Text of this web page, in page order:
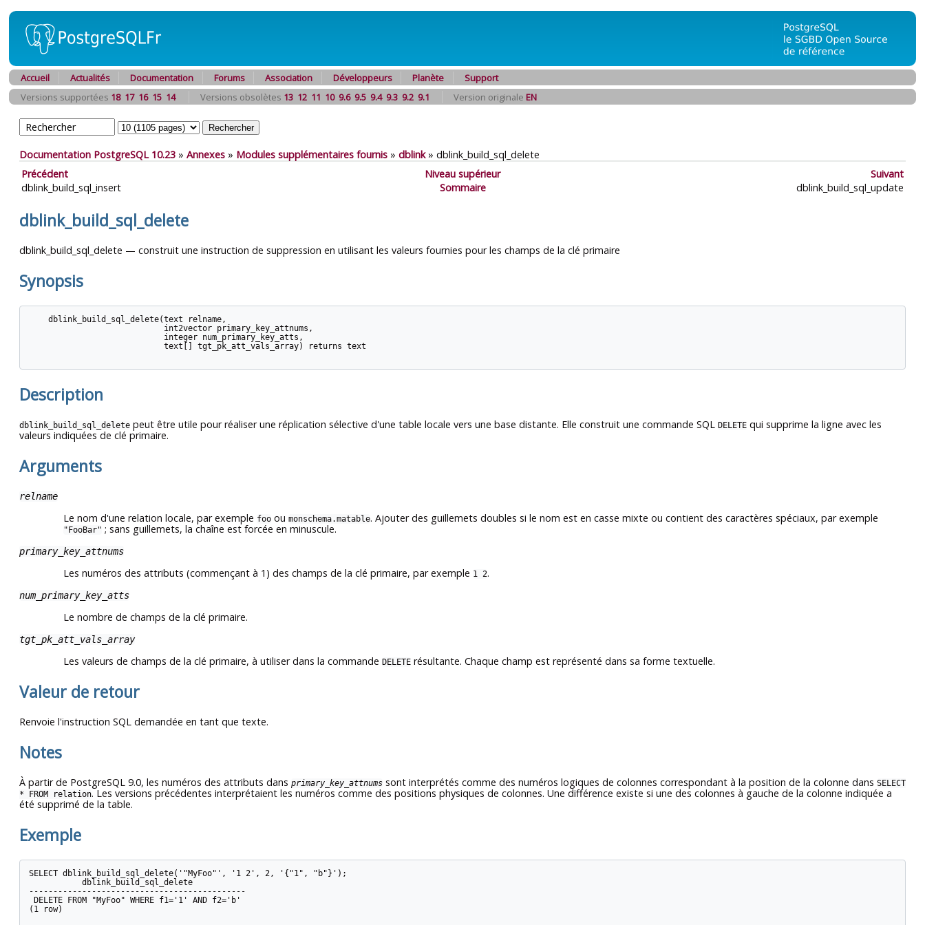
Accueil Actualités Documentation Forums Association Développeurs Planète
Support
Versions supportées 18 17 16 15 14 Versions obsolètes 13 12 11 10 9.6 9.5 9.4 9.3 9.2 9.1 Version originale EN
Documentation PostgreSQL 10.23 » Annexes » Modules supplémentaires fournis » dblink» dblink_build_sql_delete
Précédent
Niveau supérieur
Suivant
dblink_build_sql_insert
Sommaire dblink_build_sql_update
dblink_build_sql_delete
dblink_build_sql_delete — construit une instruction de suppression en utilisant les valeurs fournies pour les champs de la clé primaire
Synopsis
    dblink_build_sql_delete(text relname,
                            int2vector primary_key_attnums,
                            integer num_primary_key_atts,
                            text[] tgt_pk_att_vals_array) returns text
Description
dblink_build_sql_delete peut être utile pour réaliser une réplication sélective d'une table locale vers une base distante. Elle construit une commande SQL DELETE qui supprime la ligne avec les
valeurs indiquées de clé primaire.
Arguments
relname
Le nom d'une relation locale, par exemple foo ou monschema.matable. Ajouter des guillemets doubles si le nom est en casse mixte ou contient des caractères spéciaux, par exemple
"FooBar" ; sans guillemets, la chaîne est forcée en minuscule.
primary_key_attnums
Les numéros des attributs (commençant à 1) des champs de la clé primaire, par exemple 1 2.
num_primary_key_atts
Le nombre de champs de la clé primaire.
tgt_pk_att_vals_array
Les valeurs de champs de la clé primaire, à utiliser dans la commande DELETE résultante. Chaque champ est représenté dans sa forme textuelle.
Valeur de retour
Renvoie l'instruction SQL demandée en tant que texte.
Notes
À partir de PostgreSQL 9.0, les numéros des attributs dans primary_key_attnums sont interprétés comme des numéros logiques de colonnes correspondant à la position de la colonne dans SELECT
* FROM relation. Les versions précédentes interprétaient les numéros comme des positions physiques de colonnes. Une différence existe si une des colonnes à gauche de la colonne indiquée a
été supprimé de la table.
Exemple
SELECT dblink_build_sql_delete('"MyFoo"', '1 2', 2, '{"1", "b"}');
           dblink_build_sql_delete
---------------------------------------------
DELETE FROM "MyFoo" WHERE f1='1' AND f2='b'
(1 row)